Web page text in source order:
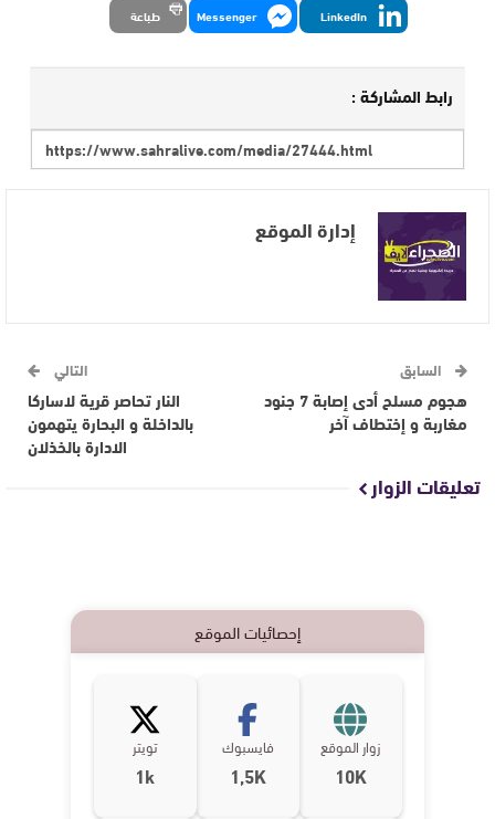
LinkedIn
Messenger طباعة
رابط المشاركة :
إدارة الموقع
السابق
هجوم مسلح أدى إصابة 7 جنود
مغاربة و إختطاف آخر
التالي
النار تحاصر قرية لاساركا
بالداخلة و البحارة يتهمون
الادارة بالخذلان
تعليقات الزوار
إحصائيات الموقع
زوار الموقع
10K
فايسبوك
1,5K
تويتر
1k